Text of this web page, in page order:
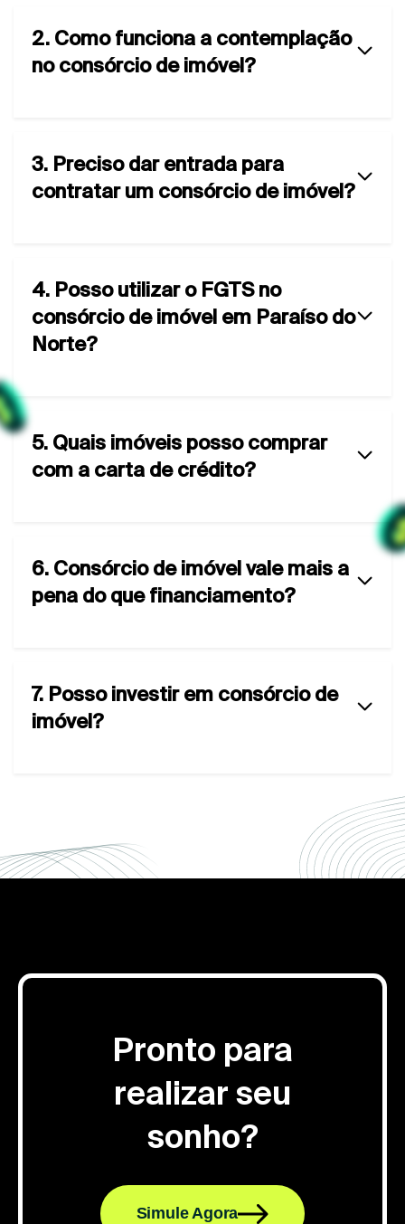
2. Como funciona a contemplação
no consórcio de imóvel?
3. Preciso dar entrada para
contratar um consórcio de imóvel?
4. Posso utilizar o FGTS no
consórcio de imóvel em Paraíso do
Norte?
5. Quais imóveis posso comprar
com a carta de crédito?
6. Consórcio de imóvel vale mais a
pena do que financiamento?
7. Posso investir em consórcio de
imóvel?
Pronto para
realizar seu
sonho?
Simule Agora